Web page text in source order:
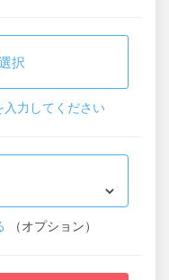
択
入力してください
（オプション）